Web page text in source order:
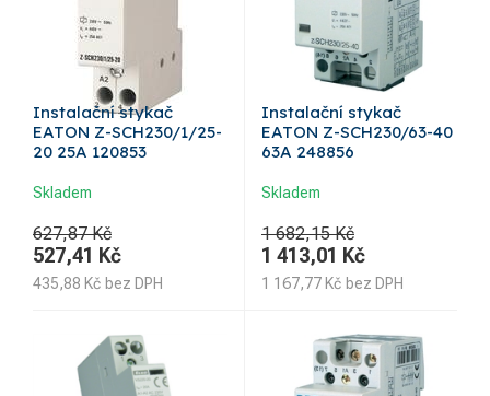
Instalační stykač
EATON Z-SCH230/1/25-
20 25A 120853
Skladem
627,87 Kč
527,41 Kč
435,88 Kč bez DPH
Instalační stykač
EATON Z-SCH230/63-40
63A 248856
Skladem
1 682,15 Kč
1 413,01 Kč
1 167,77 Kč bez DPH